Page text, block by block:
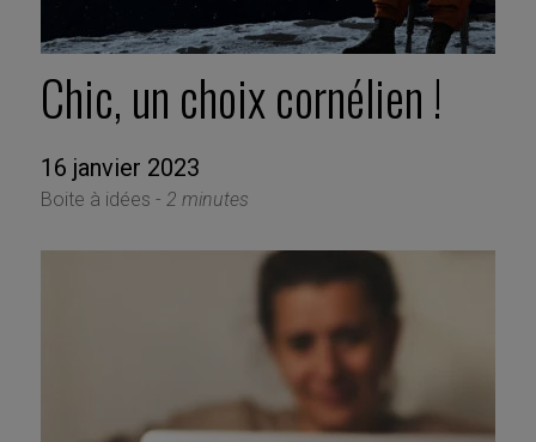
Chic, un choix cornélien !
16 janvier 2023
Boite à idées - 2 minutes